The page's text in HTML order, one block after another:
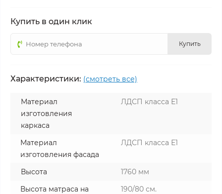
Купить в один клик
Купить
Характеристики: (смотреть все)
Материал
изготовления
каркаса
ЛДСП класса Е1
Материал
изготовления фасада
ЛДСП класса Е1
Высота
1760 мм
Высота матраса на
190/80 см.